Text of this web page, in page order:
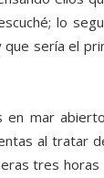
lo
sería el
en mar
al tratar
tres